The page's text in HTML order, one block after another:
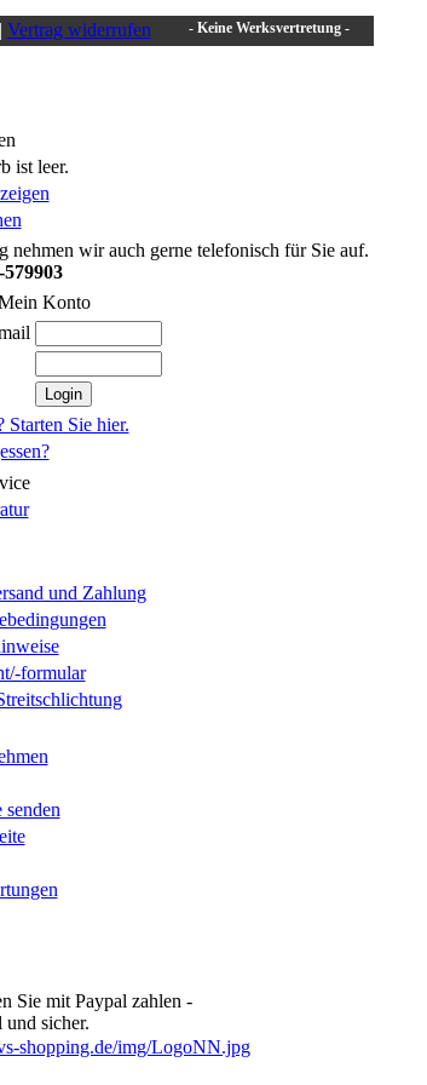
- Keine Werksvertretung -
Vertrag widerrufen
ist leer.
nehmen wir auch gerne telefonisch für Sie auf.
579903
Konto
Starten Sie hier.
und Zahlung
formular
Sie mit Paypal zahlen -
und sicher.